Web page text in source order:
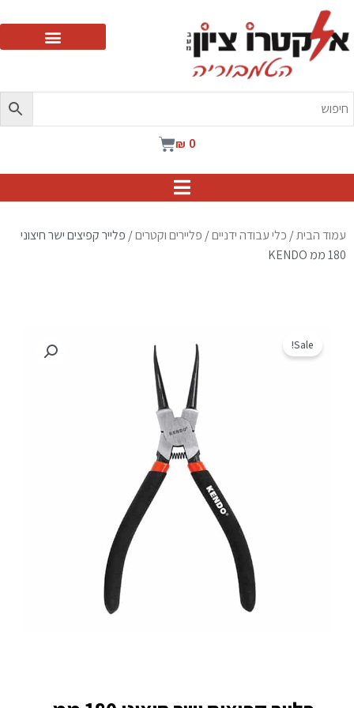
₪ 0
עגלת
עמוד הבית/ כלי עבודה ידניים/ פליירים וקטרים/ פלייר קפיצים ישר חיצוני
180 ממ KENDO
Sale!